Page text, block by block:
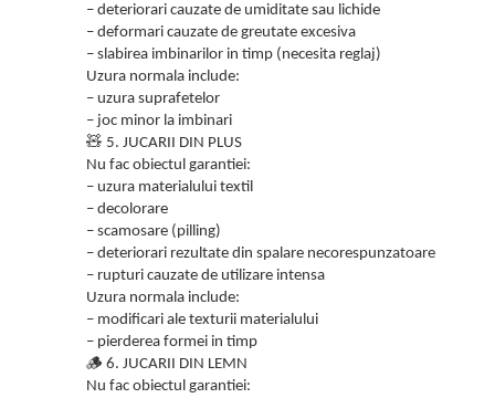
– deteriorari cauzate de umiditate sau lichide
– deformari cauzate de greutate excesiva
– slabirea imbinarilor in timp (necesita reglaj)
Uzura normala include:
– uzura suprafetelor
– joc minor la imbinari
🧸 5. JUCARII DIN PLUS
Nu fac obiectul garantiei:
– uzura materialului textil
– decolorare
– scamosare (pilling)
– deteriorari rezultate din spalare necorespunzatoare
– rupturi cauzate de utilizare intensa
Uzura normala include:
– modificari ale texturii materialului
– pierderea formei in timp
🪵 6. JUCARII DIN LEMN
Nu fac obiectul garantiei: